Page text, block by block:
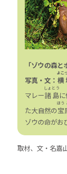
「ゾウの森
写真・文： 横
よこ
マレー諸
しょ
島
とう
た大自然の宝
ほう
ゾウの命がお
取材、文・名嘉